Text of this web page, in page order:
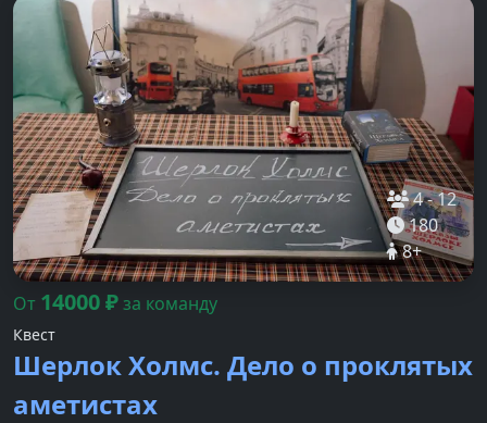
4-12
180
8+
От 14000₽за команду
Квест
Шерлок Холмс. Дело о проклятых
аметистах